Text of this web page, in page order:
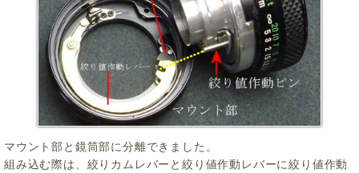
マウント部と鏡筒部に分離できました。
組み込む際は、絞りカムレバーと絞り値作動レバーに絞り値作動